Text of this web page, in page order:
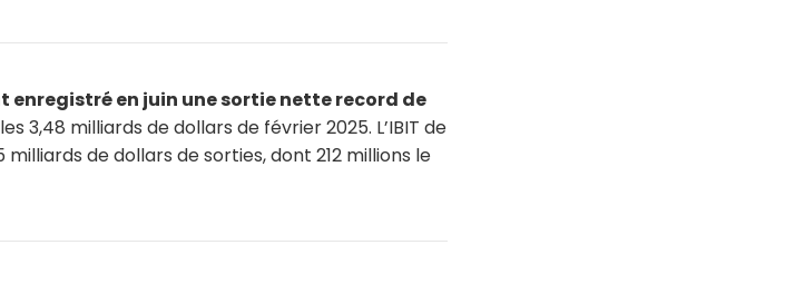
enregistré en juin une sortie nette record de
3,48 milliards de dollars de février 2025. L’IBIT de
de dollars de sorties, dont 212 millions le